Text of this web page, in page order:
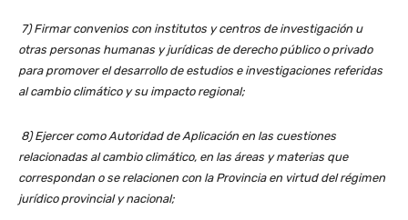
7) Firmar convenios con institutos y centros de investigación u
otras personas humanas y jurídicas de derecho público o privado
para promover el desarrollo de estudios e investigaciones referidas
al cambio climático y su impacto regional;
8) Ejercer como Autoridad de Aplicación en las cuestiones
relacionadas al cambio climático, en las áreas y materias que
correspondan o se relacionen con la Provincia en virtud del régimen
jurídico provincial y nacional;